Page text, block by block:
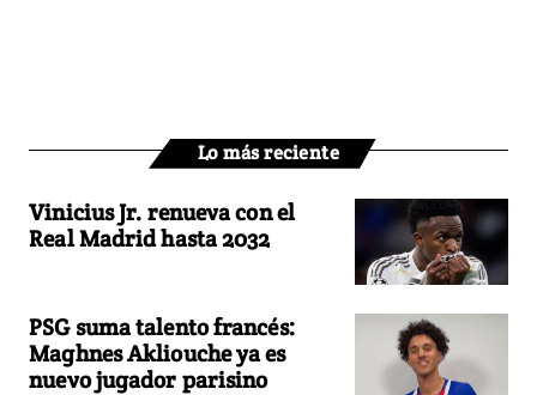
Lo más reciente
Vinicius Jr. renueva con el
Real Madrid hasta 2032
PSG suma talento francés:
Maghnes Akliouche ya es
nuevo jugador parisino